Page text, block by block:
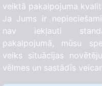
veiktā pakalpojuma
Ja Jums ir
nav iekļauti
pakalpojumā, mūsu
veiks situācijas
vēlmes un sastādīs